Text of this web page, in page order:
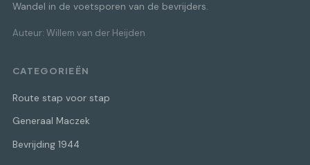
Wandel in de voetsporen van de bevrijders.
Auteur: Willem van der Heijden
CATEGORIEËN
Route stap voor stap
Generaal Maczek
Bevrijding 1944